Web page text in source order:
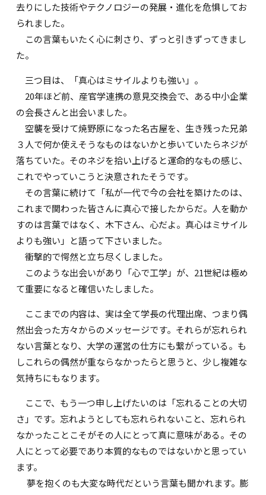
去りにした技術やテクノロジーの発展・進化を危惧してお
られました。
この言葉もいたく心に刺さり、ずっと引きずってきまし
た。
三つ目は、「真心はミサイルよりも強い」。
20年ほど前、産官学連携の意見交換会で、ある中小企業
の会長さんと出会いました。
空襲を受けて焼野原になった名古屋を、生き残った兄弟
３人で何か使えそうなものはないかと歩いていたらネジが
落ちていた。そのネジを拾い上げると運命的なもの感じ、
これでやっていこうと決意されたそうです。
その言葉に続けて「私が一代で今の会社を築けたのは、
これまで関わった皆さんに真心で接したからだ。人を動か
すのは言葉ではなく、木下さん、心だよ。真心はミサイル
よりも強い」と語って下さいました。
衝撃的で愕然と立ち尽くしました。
このような出会いがあり「心で工学」が、21世紀は極め
て重要になると確信いたしました。
ここまでの内容は、実は全て学長の代理出席、つまり偶
然出会った方々からのメッセージです。それらが忘れられ
ない言葉となり、大学の運営の仕方にも繋がっている。も
しこれらの偶然が重ならなかったらと思うと、少し複雑な
気持ちにもなります。
ここで、もう一つ申し上げたいのは「忘れることの大切
さ」です。忘れようとしても忘れられないこと、忘れられ
なかったことこそがその人にとって真に意味がある。その
人にとって必要であり本質的なものではないかと思ってい
ます。
夢を抱くのも大変な時代だという言葉も聞かれます。膨